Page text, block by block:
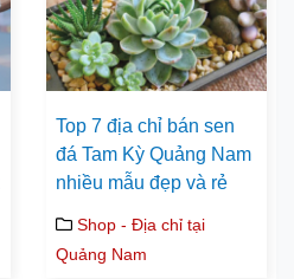
Top 7 địa chỉ bán sen
đá Tam Kỳ Quảng Nam
nhiều mẫu đẹp và rẻ
Shop - Địa chỉ tại
Quảng Nam